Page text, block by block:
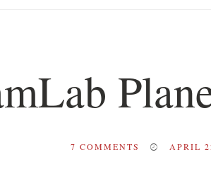
7 COMMENTS APRIL